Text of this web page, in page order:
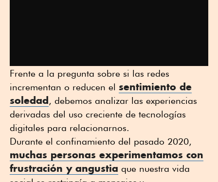
Frente a la pregunta sobre si las redes
incrementan o reducen el sentimiento de
soledad, debemos analizar las experiencias
derivadas del uso creciente de tecnologías
digitales para relacionarnos.
Durante el confinamiento del pasado 2020,
muchas personas experimentamos con
frustración y angustia que nuestra vida